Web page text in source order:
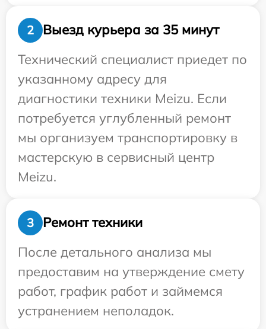
2
Выезд курьера за 35 минут
Технический специалист приедет по
указанному адресу для
диагностики техники Meizu. Если
потребуется углубленный ремонт
мы организуем транспортировку в
мастерскую в сервисный центр
Meizu.
3
Ремонт техники
После детального анализа мы
предоставим на утверждение смету
работ, график работ и займемся
устранением неполадок.